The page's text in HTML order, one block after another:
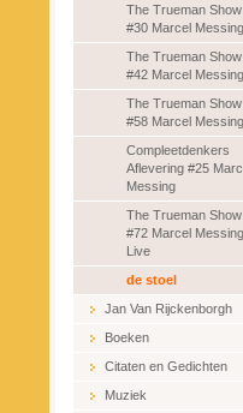
The Trueman Show
#30 Marcel Messing
The Trueman Show
#42 Marcel Messing
The Trueman Show
#58 Marcel Messing
Compleetdenkers
Aflevering #25
Messing
The Trueman Show
#72 Marcel Messing
Live
de stoel
Jan Van Rijckenborgh
Boeken
Citaten en Gedichten
Muziek